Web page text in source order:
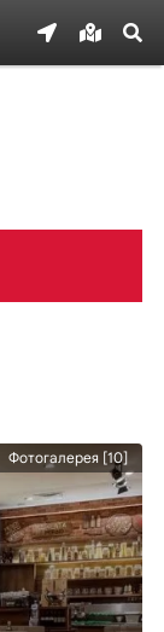
Фотогалерея [10]